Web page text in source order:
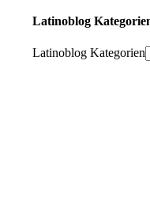
Latinoblog
Latinoblog Kategorien